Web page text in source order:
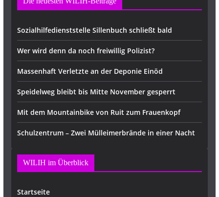
Sozialhilfedienststelle Sillenbuch schließt bald
Wer wird denn da noch freiwillig Polizist?
Massenhaft Verletzte an der Deponie Einöd
Speidelweg bleibt bis Mitte November gesperrt
Mit dem Mountainbike von Ruit zum Frauenkopf
Schulzentrum – Zwei Mülleimerbrände in einer Nacht
WILIH im Überblick
Startseite